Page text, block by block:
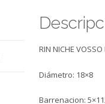
RIN NICHE VOSSO
Diámetro: 18×8
Barrenacion: